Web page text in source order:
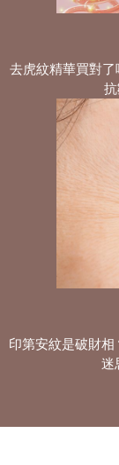
去虎紋精華買對
印第安紋是破財
迷